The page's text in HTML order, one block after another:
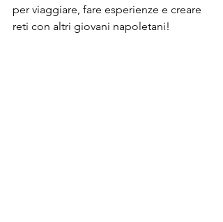
per viaggiare, fare esperienze e creare
reti con altri giovani napoletani!